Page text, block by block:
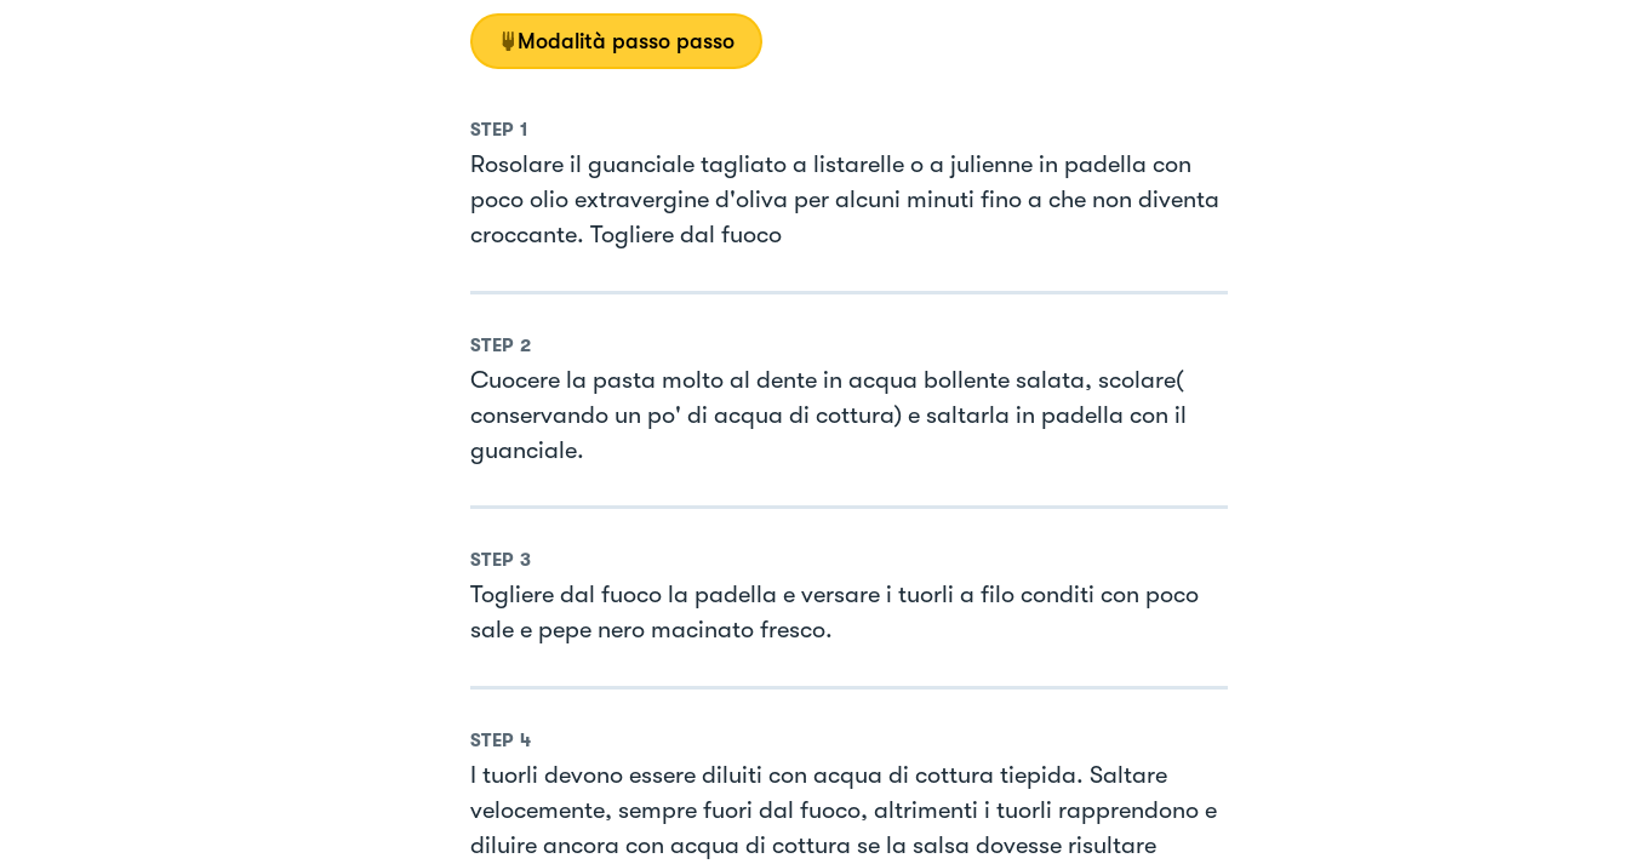
Modalità passo passo
STEP 1
Rosolare il guanciale tagliato a listarelle o a julienne in padella con
poco olio extravergine d'oliva per alcuni minuti fino a che non diventa
croccante. Togliere dal fuoco
STEP 2
Cuocere la pasta molto al dente in acqua bollente salata, scolare(
conservando un po' di acqua di cottura) e saltarla in padella con il
guanciale.
STEP 3
Togliere dal fuoco la padella e versare i tuorli a filo conditi con poco
sale e pepe nero macinato fresco.
STEP 4
I tuorli devono essere diluiti con acqua di cottura tiepida. Saltare
velocemente, sempre fuori dal fuoco, altrimenti i tuorli rapprendono e
diluire ancora con acqua di cottura se la salsa dovesse risultare